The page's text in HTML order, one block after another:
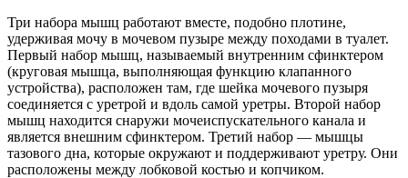
Три набора мышц работают вместе, подобно плотине,
удерживая мочу в мочевом пузыре между походами в туалет.
Первый набор мышц, называемый внутренним сфинктером
(круговая мышца, выполняющая функцию клапанного
устройства), расположен там, где шейка мочевого пузыря
соединяется с уретрой и вдоль самой уретры. Второй набор
мышц находится снаружи мочеиспускательного канала и
является внешним сфинктером. Третий набор — мышцы
тазового дна, которые окружают и поддерживают уретру. Они
расположены между лобковой костью и копчиком.